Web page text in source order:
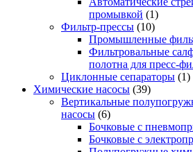
промывкой (1)
Фильтр-прессы (10)
Промышленные
Фильтровальные
полотна для пресс-
Циклонные сепараторы (1)
Химические насосы (39)
Вертикальные
насосы (6)
Бочковые с
Бочковые с